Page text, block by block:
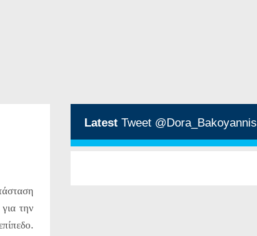
την
Latest Tweet @Dora_Bakoyannis